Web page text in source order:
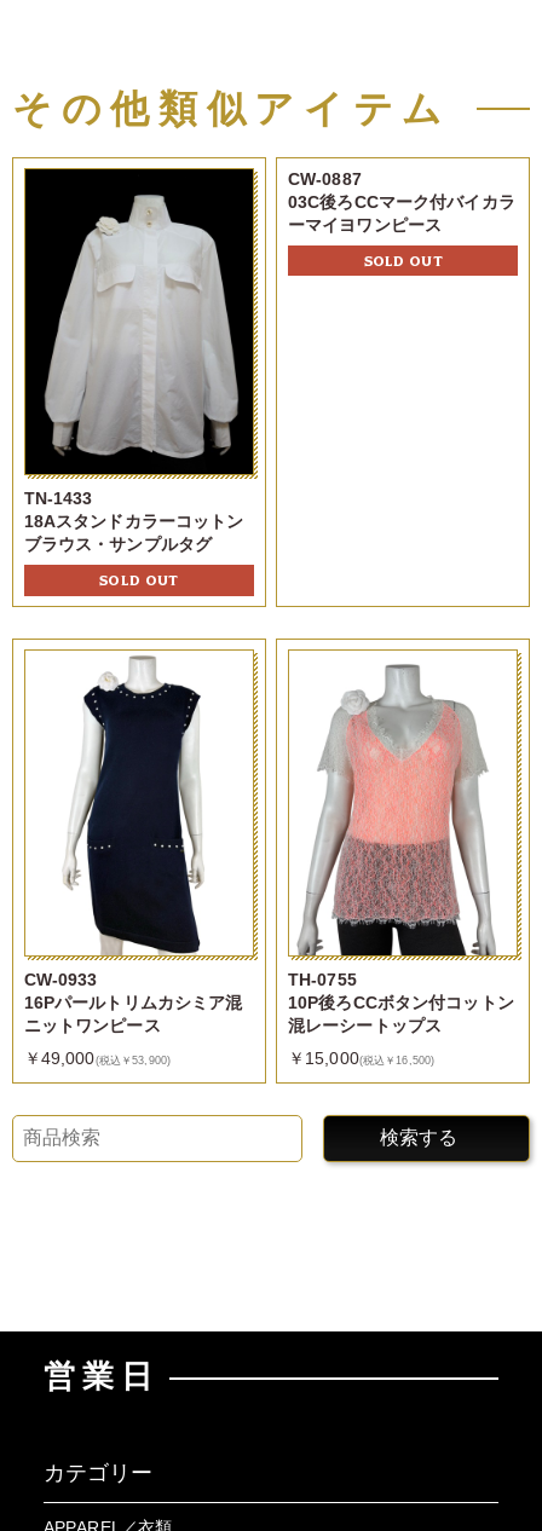
その他類似アイテム
TN-1433
18Aスタンドカラーコットン
ブラウス・サンプルタグ
SOLD OUT
CW-0887
03C後ろCCマーク付バイカラ
ーマイヨワンピース
SOLD OUT
CW-0933
16Pパールトリムカシミア混
ニットワンピース
￥49,000(税込￥53,900)
TH-0755
10P後ろCCボタン付コットン
混レーシートップス
￥15,000(税込￥16,500)
検索する
営業日
カテゴリー